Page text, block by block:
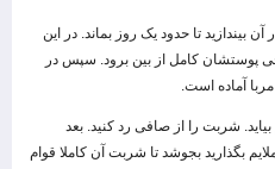
تا حدود یک روز بماند. در این
پوستشان کامل از بین برود. سپس در
آماده است.
شربت را از صافی رد کنید. بعد
بگذارید بجوشد تا شربت آن کاملا‌ قوام